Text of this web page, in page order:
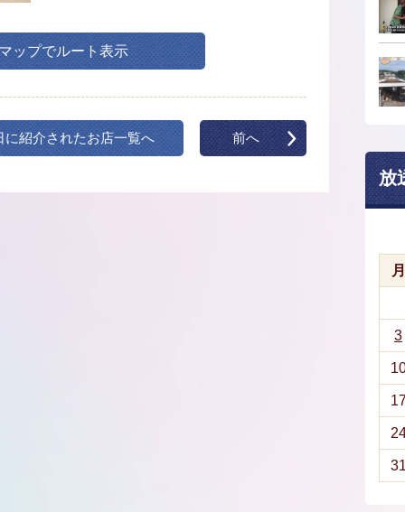
ップでルート表示
に紹介されたお店一覧へ 前へ
放
月
3